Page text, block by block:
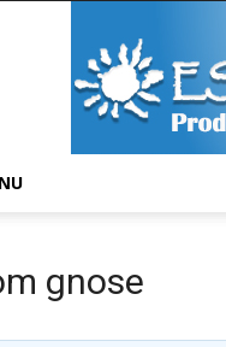
gnose